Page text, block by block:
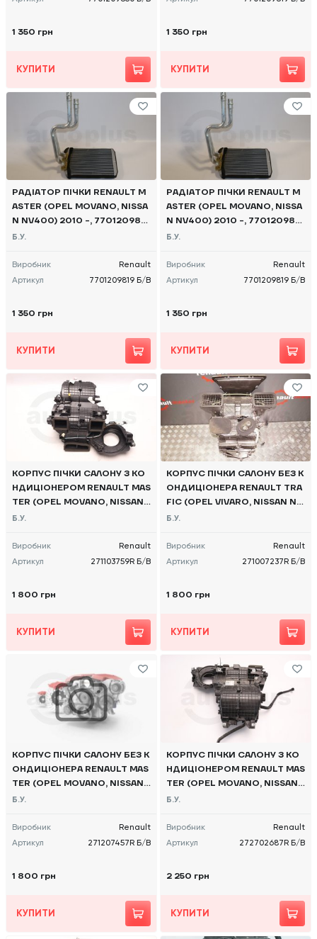
1 350 грн
КУПИТИ
1 350 грн
КУПИТИ
РАДІАТОР ПІЧКИ RENAULT M
ASTER (OPEL MOVANO, NISSA
N NV400) 2010 -, 7701209819
Б/В
Б.У.
Виробник
Renault
Артикул
7701209819 Б/В
1 350 грн
КУПИТИ
РАДІАТОР ПІЧКИ RENAULT M
ASTER (OPEL MOVANO, NISSA
N NV400) 2010 -, 7701209819
Б/В
Б.У.
Виробник
Renault
Артикул
7701209819 Б/В
1 350 грн
КУПИТИ
КОРПУС ПІЧКИ САЛОНУ З КО
НДИЦІОНЕРОМ RENAULT MAS
TER (OPEL MOVANO, NISSAN
NV400) 2010 -, 271103759R Б/
Б.У.
Виробник
Renault
Артикул
271103759R Б/В
1 800 грн
КУПИТИ
КОРПУС ПІЧКИ САЛОНУ БЕЗ К
ОНДИЦІОНЕРА RENAULT TRA
FIC (OPEL VIVARO, NISSAN NV
300) 2014 -, 271007237R Б/В
Б.У.
Виробник
Renault
Артикул
271007237R Б/В
1 800 грн
КУПИТИ
КОРПУС ПІЧКИ САЛОНУ БЕЗ К
ОНДИЦІОНЕРА RENAULT MAS
TER (OPEL MOVANO, NISSAN
NV400) 2010 -, 271207457R
Б.У.
Виробник
Renault
Артикул
271207457R Б/В
1 800 грн
КУПИТИ
КОРПУС ПІЧКИ САЛОНУ З КО
НДИЦІОНЕРОМ RENAULT MAS
TER (OPEL MOVANO, NISSAN
NV400) 2019 -, 272702687R
Б.У.
Виробник
Renault
Артикул
272702687R Б/В
2 250 грн
КУПИТИ